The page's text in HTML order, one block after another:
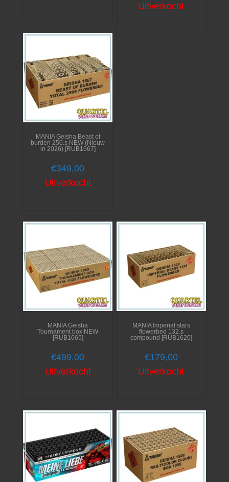
Uitverkocht
MANIA Geisha Beast of
burden 250.s NEW (Nieuw
in 2026) [RUB1667]
€349,00
Uitverkocht
MANIA Geisha
Tournament box NEW
[RUB1665]
€499,00
Uitverkocht
MANIA Imperial stars
flowerbed 132.s
compound [RUB1620]
€179,00
Uitverkocht